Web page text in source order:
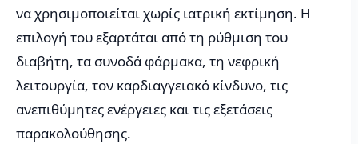
να χρησιμοποιείται χωρίς ιατρική εκτίμηση. Η
επιλογή του εξαρτάται από τη ρύθμιση του
διαβήτη, τα συνοδά φάρμακα, τη νεφρική
λειτουργία, τον καρδιαγγειακό κίνδυνο, τις
ανεπιθύμητες ενέργειες και τις εξετάσεις
παρακολούθησης.